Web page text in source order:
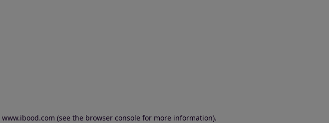
www.ibood.com (see the browser console for more information).